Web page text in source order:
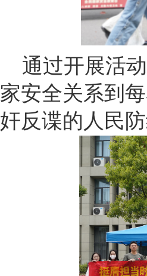
通过开展活
家安全关系到
奸反谍的人民